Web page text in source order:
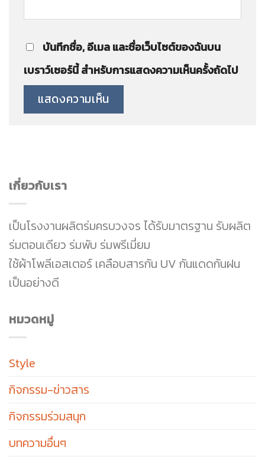
เกี่ยวกับเรา
เป็นโรงงานผลิตร่มครบวงจร ได้รับมาตรฐาน รับผลิต
ร่มตอนเดียว ร่มพับ ร่มพรีเมี่ยม
ใช้ผ้าโพลีเอสเตอร์ เคลือบสารกัน UV กันแดดกันฝน
เป็นอย่างดี
หมวดหมู่
Style
กิจกรรม-ข่าวสาร
กิจกรรมร่วมสนุก
บทความอื่นๆ
บันทึกชื่อ, อีเมล และชื่อเว็บไซต์ของฉันบน
เบราว์เซอร์นี้ สำหรับการแสดงความเห็นครั้งถัดไป